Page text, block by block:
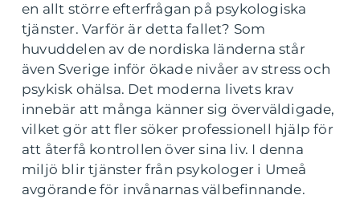
en allt större efterfrågan på psykologiska
tjänster. Varför är detta fallet? Som
huvuddelen av de nordiska länderna står
även Sverige inför ökade nivåer av stress och
psykisk ohälsa. Det moderna livets krav
innebär att många känner sig överväldigade,
vilket gör att fler söker professionell hjälp för
att återfå kontrollen över sina liv. I denna
miljö blir tjänster från psykologer i Umeå
avgörande för invånarnas välbefinnande.